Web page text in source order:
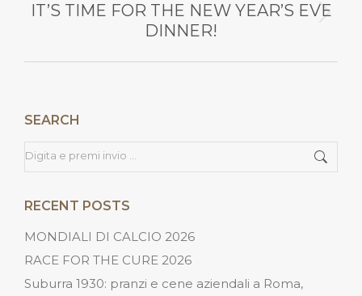
Numero
di
posts:
IT’S TIME FOR THE NEW YEAR’S EVE
DINNER!
SEARCH
Cerca
RECENT POSTS
MONDIALI DI CALCIO 2026
RACE FOR THE CURE 2026
Suburra 1930: pranzi e cene aziendali a Roma,